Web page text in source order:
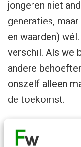
jongeren niet
generaties,
en waarden)
verschil. Als we
andere
onszelf alleen
de toekomst.
En nu?